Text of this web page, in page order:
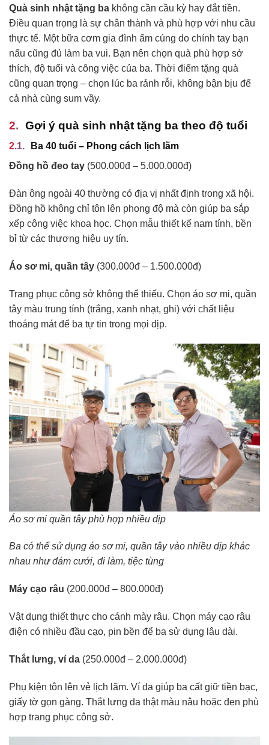
Quà sinh nhật tặng ba không cần cầu kỳ hay đắt tiền.
Điều quan trọng là sự chân thành và phù hợp với nhu cầu
thực tế. Một bữa cơm gia đình ấm cúng do chính tay bạn
nấu cũng đủ làm ba vui. Bạn nên chọn quà phù hợp sở
thích, độ tuổi và công việc của ba. Thời điểm tặng quà
cũng quan trọng – chọn lúc ba rảnh rỗi, không bận bịu để
cả nhà cùng sum vầy.
Gợi ý quà sinh nhật tặng ba theo độ tuổi
Ba 40 tuổi – Phong cách lịch lãm
Đồng hồ đeo tay (500.000đ – 5.000.000đ)
Đàn ông ngoài 40 thường có địa vị nhất định trong xã hội.
Đồng hồ không chỉ tôn lên phong độ mà còn giúp ba sắp
xếp công việc khoa học. Chọn mẫu thiết kế nam tính, bền
bỉ từ các thương hiệu uy tín.
Áo sơ mi, quần tây (300.000đ – 1.500.000đ)
Trang phục công sở không thể thiếu. Chọn áo sơ mi, quần
tây màu trung tính (trắng, xanh nhạt, ghi) với chất liệu
thoáng mát để ba tự tin trong mọi dịp.
Áo sơ mi quần tây phù hợp nhiều dịp
Ba có thể sử dụng áo sơ mi, quần tây vào nhiều dịp khác
nhau như đám cưới, đi làm, tiệc tùng
Máy cạo râu (200.000đ – 800.000đ)
Vật dụng thiết thực cho cánh mày râu. Chọn máy cạo râu
điện có nhiều đầu cạo, pin bền để ba sử dụng lâu dài.
Thắt lưng, ví da (250.000đ – 2.000.000đ)
Phụ kiện tôn lên vẻ lịch lãm. Ví da giúp ba cất giữ tiền bạc,
giấy tờ gọn gàng. Thắt lưng da thật màu nâu hoặc đen phù
hợp trang phục công sở.